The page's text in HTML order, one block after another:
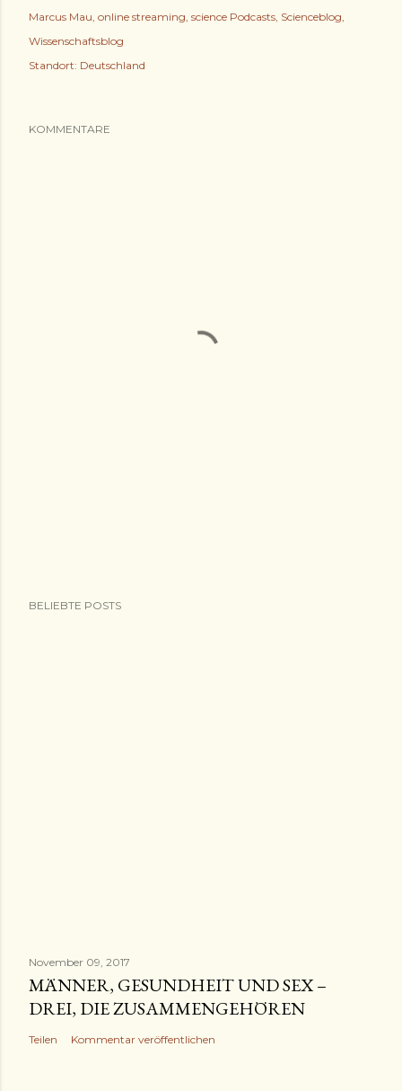
Marcus Mau online streaming science Podcasts Scienceblog
Wissenschaftsblog
Standort: Deutschland
KOMMENTARE
BELIEBTE POSTS
November 09, 2017
MÄNNER, GESUNDHEIT UND SEX –
DREI, DIE ZUSAMMENGEHÖREN
Teilen Kommentar veröffentlichen